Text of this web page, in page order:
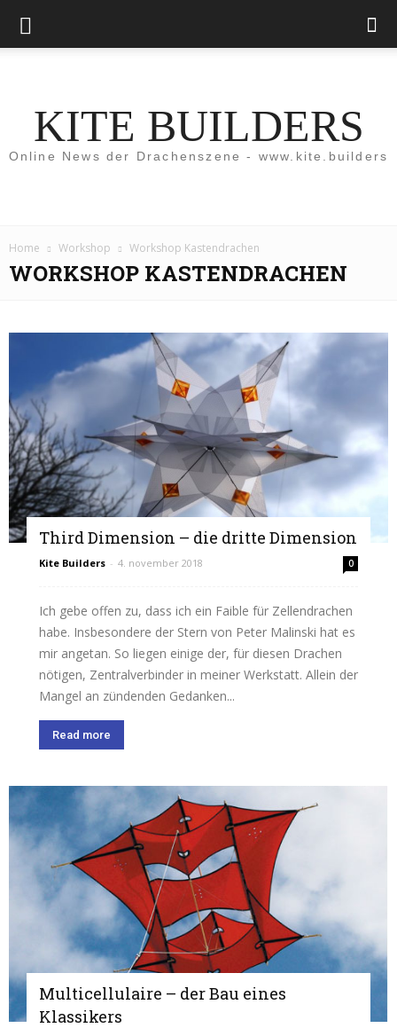
KITE BUILDERS
Online News der Drachenszene - www.kite.builders
Home Workshop Workshop Kastendrachen
WORKSHOP KASTENDRACHEN
Third Dimension – die dritte Dimension
Kite Builders - 4. november 2018 0
Ich gebe offen zu, dass ich ein Faible für Zellendrachen
habe. Insbesondere der Stern von Peter Malinski hat es
mir angetan. So liegen einige der, für diesen Drachen
nötigen, Zentralverbinder in meiner Werkstatt. Allein der
Mangel an zündenden Gedanken...
Read more
Multicellulaire – der Bau eines
Klassikers